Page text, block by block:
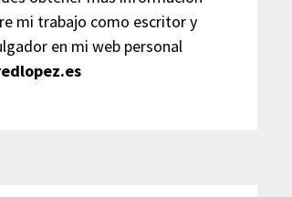
mi trabajo como escritor y
en mi web personal